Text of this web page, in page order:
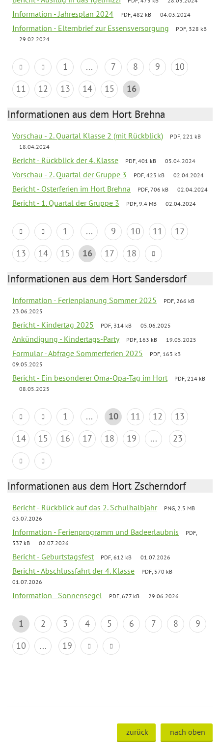
Information - Jahresplan 2024 PDF, 482 kB 04.03.2024
Information - Elternbrief zur Essensversorgung
PDF, 328 kB
29.02.2024
1 ... 7 8 9
10
11
12 13 14 15 16
Informationen aus dem Hort Brehna
Vorschau - 2. Quartal Klasse 2 (mit Rückblick)
PDF, 221 kB
18.04.2024
Bericht - Rückblick der 4. Klasse PDF, 401 kB 05.04.2024
Vorschau - 2. Quartal der Gruppe 3 PDF, 423 kB 02.04.2024
Bericht - Osterferien im Hort Brehna PDF, 706 kB 02.04.2024
Bericht - 1. Quartal der Gruppe 3 PDF, 9.4 MB 02.04.2024
1 ... 9 10 11
12
13
14 15 16 17 18
Informationen aus dem Hort Sandersdorf
Information - Ferienplanung Sommer 2025
PDF, 266 kB
23.06.2025
Bericht - Kindertag 2025 PDF, 314 kB 05.06.2025
Ankündigung - Kindertags-Party PDF, 163 kB 19.05.2025
Formular - Abfrage Sommerferien 2025
PDF, 163 kB
09.05.2025
Bericht - Ein besonderer Oma-Opa-Tag im Hort
PDF, 214 kB
08.05.2025
1 ... 10 11 12
13
14
15 16 17 18 19 ... 23
Informationen aus dem Hort Zscherndorf
Bericht - Rückblick auf das 2. Schulhalbjahr
PNG, 2.5 MB
03.07.2026
Information - Ferienprogramm und Badeerlaubnis
PDF,
537 kB
02.07.2026
Bericht - Geburtstagsfest PDF, 612 kB 01.07.2026
Bericht - Abschlussfahrt der 4. Klasse
PDF, 570 kB
01.07.2026
Information - Sonnensegel PDF, 677 kB 29.06.2026
1 2 3 4 5 6 7 8
9
10
... 19
zurück nach oben